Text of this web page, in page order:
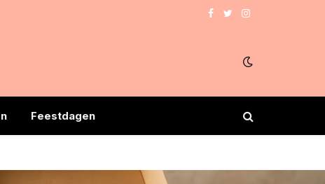
Facebook
TwitterInstagram
Feestdagen